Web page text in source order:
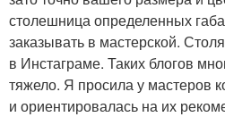
столешница определенных
заказывать в мастерской.
в Инстаграме. Таких блогов
тяжело. Я просила у мастеров
и ориентировалась на их